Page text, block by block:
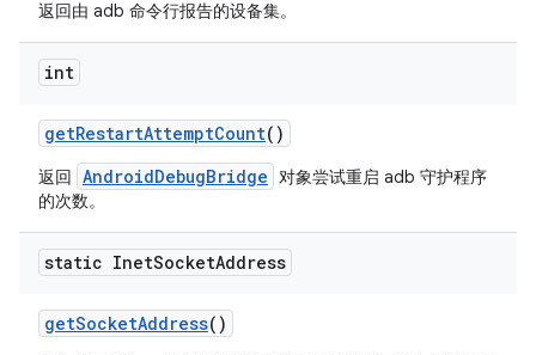
返回由 adb 命令行报告的设备集。
int
getRestartAttemptCount()
返回 AndroidDebugBridge 对象尝试重启 adb 守护程序
的次数。
static InetSocketAddress
getSocketAddress()